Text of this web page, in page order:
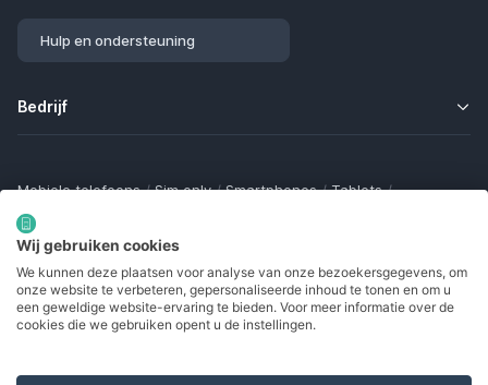
Hulp en ondersteuning
Bedrijf
Mobiele telefoons / Sim only / Smartphones / Tablets /
Smartwatches
Bluetooth trackers / Opladers
Samsung Galaxy
Gamingtelefoons / Foldables / Robuuste telefoons /
Seniorentelefoons / Waterdichte telefoons / Refurbished
Wij gebruiken cookies
We kunnen deze plaatsen voor analyse van onze bezoekersgegevens, om
onze website te verbeteren, gepersonaliseerde inhoud te tonen en om u
een geweldige website-ervaring te bieden. Voor meer informatie over de
cookies die we gebruiken opent u de instellingen.